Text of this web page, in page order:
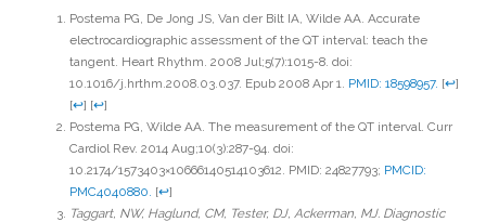
Postema PG, De Jong JS, Van der Bilt IA, Wilde AA. Accurate
electrocardiographic assessment of the QT interval: teach the
tangent. Heart Rhythm. 2008 Jul;5(7):1015-8. doi:
10.1016/j.hrthm.2008.03.037. Epub 2008 Apr 1. PMID: 18598957. [↩]
[↩] [↩]
Postema PG, Wilde AA. The measurement of the QT interval. Curr
Cardiol Rev. 2014 Aug;10(3):287-94. doi:
10.2174/1573403×10666140514103612. PMID: 24827793; PMCID:
PMC4040880. [↩]
Taggart, NW, Haglund, CM, Tester, DJ, Ackerman, MJ. Diagnostic